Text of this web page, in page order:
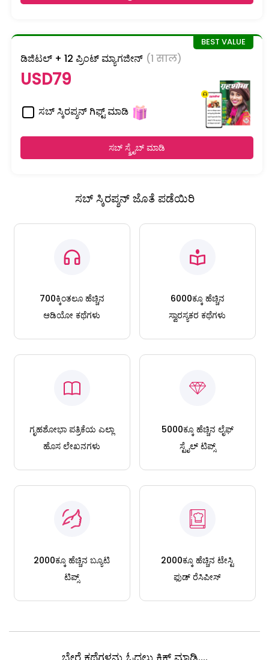
ಡಿಜಿಟಲ್ + 12 ಪ್ರಿಂಟ್ ಮ್ಯಾಗಜೀನ್ (1 साल)
USD79
ಸಬ್ ಸ್ಕಿರಪ್ಶನ್ ಗಿಫ್ಟ್ ಮಾಡಿ
ಸಬ್ ಸ್ಕ್ರೈಬ್ ಮಾಡಿ
ಸಬ್ ಸ್ಕಿರಪ್ಶನ್ ಜೊತೆ ಪಡೆಯಿರಿ
700ಕ್ಕಿಂತಲೂ ಹೆಚ್ಚಿನ
ಆಡಿಯೋ ಕಥೆಗಳು
6000ಕ್ಕೂ ಹೆಚ್ಚಿನ
ಸ್ವಾರಸ್ಯಕರ ಕಥೆಗಳು
ಗೃಹಶೋಭಾ ಪತ್ರಿಕೆಯ ಎಲ್ಲಾ
ಹೊಸ ಲೇಖನಗಳು
5000ಕ್ಕೂ ಹೆಚ್ಚಿನ ಲೈಫ್
ಸ್ಟೈಲ್ ಟಿಪ್ಸ್
2000ಕ್ಕೂ ಹೆಚ್ಚಿನ ಬ್ಯೂಟಿ
ಟಿಪ್ಸ್
2000ಕ್ಕೂ ಹೆಚ್ಚಿನ ಟೇಸ್ಟಿ
ಫುಡ್ ರೆಸಿಪೀಸ್